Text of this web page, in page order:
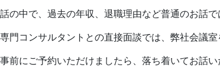
話の中で、過去の年収、退職理由など普通のお話で
専門コンサルタントとの直接面談では、弊社会議室
事前にご予約いただけましたら、落ち着いてお話